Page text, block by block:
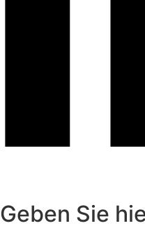
Geben Sie